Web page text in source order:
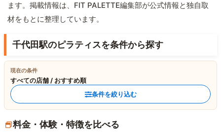
ます。掲載情報は、FIT PALETTE編集部が公式情報と独自取
材をもとに整理しています。
千代田駅のピラティスを条件から探す
現在の条件
すべての店舗 / おすすめ順
条件を絞り込む
料金・体験・特徴を比べる